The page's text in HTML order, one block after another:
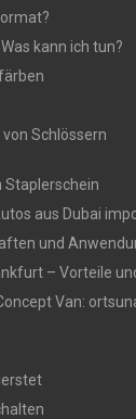
kann ich tun?
Schlössern
Staplerschein
aus Dubai
und
– Vorteile
Van: